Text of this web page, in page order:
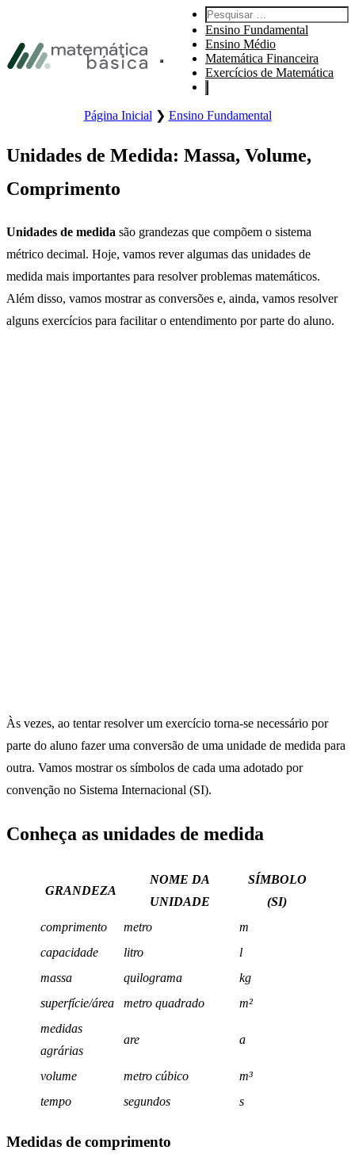
Pular Rodapé
Abre o menu principal do site.
Pesquisar por:
Ensino Fundamental
Ensino Médio
Matemática Financeira
Exercícios de Matemática
Página Inicial ❯ Ensino Fundamental
Unidades de Medida: Massa, Volume,
Comprimento
Unidades de medida são grandezas que compõem o sistema
métrico decimal. Hoje, vamos rever algumas das unidades de
medida mais importantes para resolver problemas matemáticos.
Além disso, vamos mostrar as conversões e, ainda, vamos resolver
alguns exercícios para facilitar o entendimento por parte do aluno.
Às vezes, ao tentar resolver um exercício torna-se necessário por
parte do aluno fazer uma conversão de uma unidade de medida para
outra. Vamos mostrar os símbolos de cada uma adotado por
convenção no Sistema Internacional (SI).
Conheça as unidades de medida
GRANDEZA
NOME DA
UNIDADE
SÍMBOLO
(SI)
comprimento
metro
m
capacidade
litro
l
massa
quilograma
kg
superfície/área
metro quadrado
m²
medidas
agrárias
are a
volume metro cúbico
m³
tempo
segundos s
Medidas de comprimento